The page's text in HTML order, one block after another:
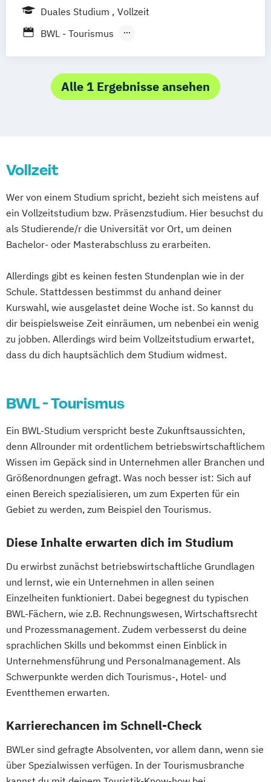
Ravensburg Campus Friedrichshafen
Ravensburg
Duales Studium
Vollzeit
BWL - Tourismus
BWL - Tourismus
Hotellerie und Gastronomie /
Gastronomiemanagement
Hotellerie und Gastronomie / Reiseverkehr
und Reisevertrieb
Alle 1 Ergebnisse ansehen
Vollzeit
Wer von einem Studium spricht, bezieht sich meistens auf
ein Vollzeitstudium bzw. Präsenzstudium. Hier besuchst du
als Studierende/r die Universität vor Ort, um deinen
Bachelor- oder Masterabschluss zu erarbeiten.
Allerdings gibt es keinen festen Stundenplan wie in der
Schule. Stattdessen bestimmst du anhand deiner
Kurswahl, wie ausgelastet deine Woche ist. So kannst du
dir beispielsweise Zeit einräumen, um nebenbei ein wenig
zu jobben. Allerdings wird beim Vollzeitstudium erwartet,
dass du dich hauptsächlich dem Studium widmest.
BWL - Tourismus
Ein BWL-Studium verspricht beste Zukunftsaussichten,
denn Allrounder mit ordentlichem betriebswirtschaftlichem
Wissen im Gepäck sind in Unternehmen aller Branchen und
Größenordnungen gefragt. Was noch besser ist: Sich auf
einen Bereich spezialisieren, um zum Experten für ein
Gebiet zu werden, zum Beispiel den Tourismus.
Diese Inhalte erwarten dich im Studium
Du erwirbst zunächst betriebswirtschaftliche Grundlagen
und lernst, wie ein Unternehmen in allen seinen
Einzelheiten funktioniert. Dabei begegnest du typischen
BWL-Fächern, wie z.B. Rechnungswesen, Wirtschaftsrecht
und Prozessmanagement. Zudem verbesserst du deine
sprachlichen Skills und bekommst einen Einblick in
Unternehmensführung und Personalmanagement. Als
Schwerpunkte werden dich Tourismus-, Hotel- und
Eventthemen erwarten.
Karrierechancen im Schnell-Check
BWLer sind gefragte Absolventen, vor allem dann, wenn sie
über Spezialwissen verfügen. In der Tourismusbranche